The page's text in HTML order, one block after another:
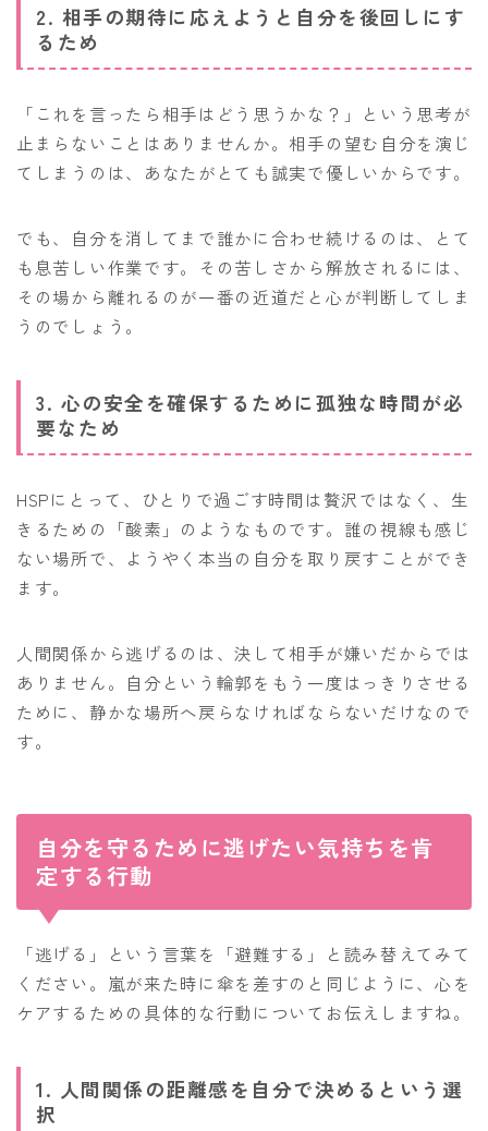
2. 相手の期待に応えようと自分を後回しにす
るため
「これを言ったら相手はどう思うかな？」という思考が
止まらないことはありませんか。相手の望む自分を演じ
てしまうのは、あなたがとても誠実で優しいからです。
でも、自分を消してまで誰かに合わせ続けるのは、とて
も息苦しい作業です。その苦しさから解放されるには、
その場から離れるのが一番の近道だと心が判断してしま
うのでしょう。
3. 心の安全を確保するために孤独な時間が必
要なため
HSPにとって、ひとりで過ごす時間は贅沢ではなく、生
きるための「酸素」のようなものです。誰の視線も感じ
ない場所で、ようやく本当の自分を取り戻すことができ
ます。
人間関係から逃げるのは、決して相手が嫌いだからでは
ありません。自分という輪郭をもう一度はっきりさせる
ために、静かな場所へ戻らなければならないだけなので
す。
自分を守るために逃げたい気持ちを肯
定する行動
「逃げる」という言葉を「避難する」と読み替えてみて
ください。嵐が来た時に傘を差すのと同じように、心を
ケアするための具体的な行動についてお伝えしますね。
1. 人間関係の距離感を自分で決めるという選
択